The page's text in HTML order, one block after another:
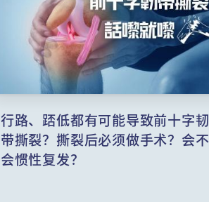
行路、踎低都有可能导致前十字韧
带撕裂？撕裂后必须做手术？会不
会惯性复发？